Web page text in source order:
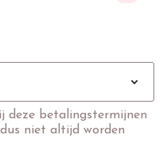
expand_more
deze betalingstermijnen
niet altijd worden